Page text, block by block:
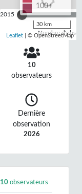
2015
Nombre
100+
30 km
Leaflet | © OpenStreetMap
10
observateurs
Dernière
observation
2026
10 observateurs